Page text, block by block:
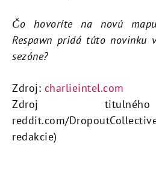
Čo hovoríte na novú
Respawn pridá túto novinku
sezóne?
Zdroj: charlieintel.com
Zdroj
reddit.com/
redakcie)